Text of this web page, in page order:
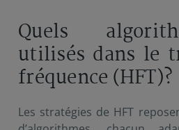
Quels
utilisés dans le
fréquence (HFT)?
Les stratégies de HFT